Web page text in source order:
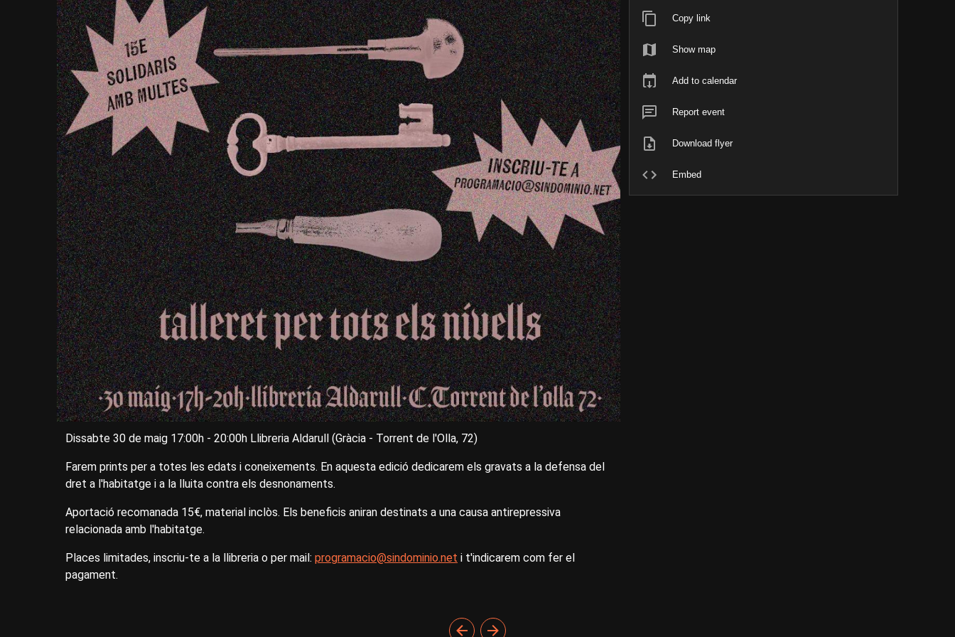
Dissabte 30 de maig 17:00h - 20:00h Llibreria Aldarull (Gràcia - Torrent de l'Olla, 72)
Farem prints per a totes les edats i coneixements. En aquesta edició dedicarem els gravats a la defensa del
dret a l'habitatge i a la lluita contra els desnonaments.
Aportació recomanada 15€, material inclòs. Els beneficis aniran destinats a una causa antirepressiva
relacionada amb l'habitatge.
Places limitades, inscriu-te a la llibreria o per mail: programacio@sindominio.net i t'indicarem com fer el
pagament.
Copy link
Show map
Add to calendar
Report event
Download flyer
Embed